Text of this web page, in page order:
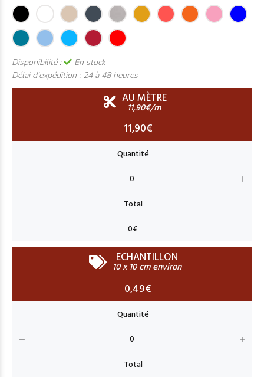
Disponibilité :
En stock
Délai d'expédition : 24 à 48 heures
AU MÈTRE
11,90€/m
11,90€
ECHANTILLON
10 x 10 cm environ
0,49€